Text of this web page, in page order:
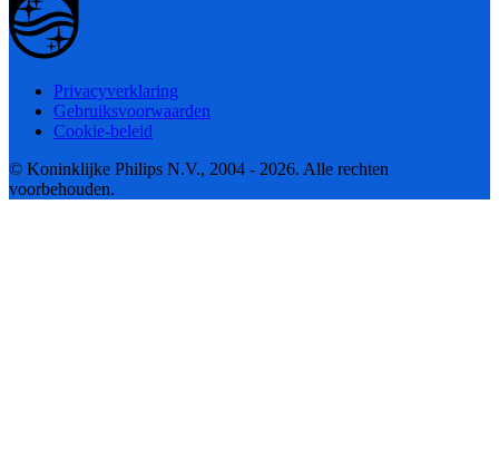
Privacyverklaring
Gebruiksvoorwaarden
Cookie-beleid
© Koninklijke Philips N.V., 2004 - 2026. Alle rechten
voorbehouden.